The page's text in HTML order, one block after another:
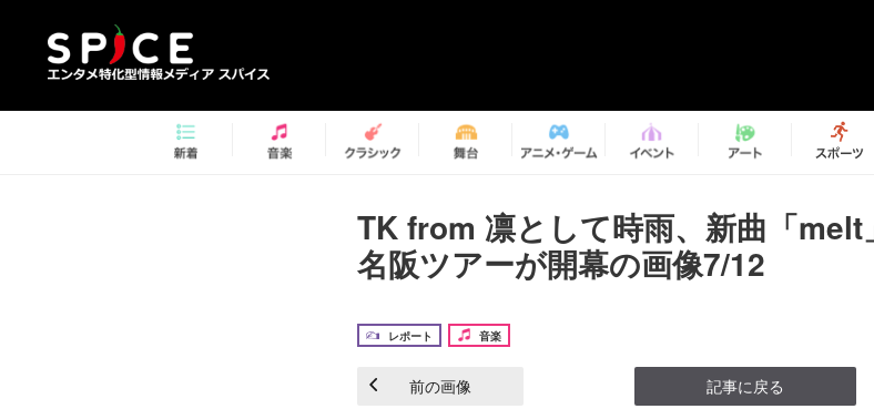
TK from 凛として時雨、新曲「melt
名阪ツアーが開幕の画像7/12
レポート 音楽
前の画像 記事に戻る